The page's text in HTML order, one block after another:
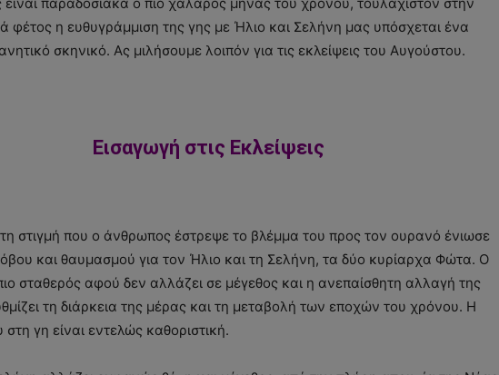
φέτος η ευθυγράμμιση της γης με Ήλιο και Σελήνη μας υπόσχεται ένα
σκηνικό. Ας μιλήσουμε λοιπόν για τις εκλείψεις του Αυγούστου.
Εισαγωγή στις Εκλείψεις
στιγμή που ο άνθρωπος έστρεψε το βλέμμα του προς τον ουρανό ένιωσε
και θαυμασμού για τον Ήλιο και τη Σελήνη, τα δύο κυρίαρχα Φώτα. Ο
σταθερός αφού δεν αλλάζει σε μέγεθος και η ανεπαίσθητη αλλαγή της
τη διάρκεια της μέρας και τη μεταβολή των εποχών του χρόνου. Η
στη γη είναι εντελώς καθοριστική.